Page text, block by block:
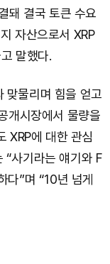
돼 결국 토큰 수요
자산으로서 XRP
말했다.
맞물리며 힘을 얻고
개시장에서 물량을
XRP에 대한 관심
“사기라는 얘기와 F
다”며 “10년 넘게